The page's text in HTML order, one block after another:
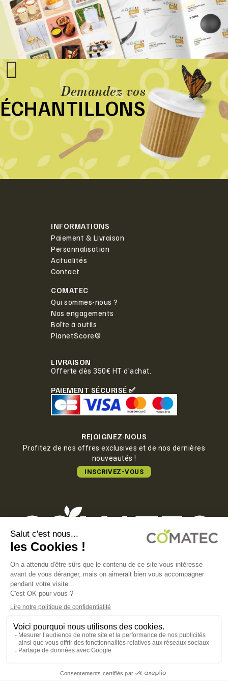
Demandez vos
ÉCHANTILLONS
INFORMATIONS
Paiement & Livraison
Personnalisation
Actualités
Contact
COMATEC
Qui sommes-nous ?
Nos engagements
Boîte à outils
PlanetScore©
LIVRAISON
Offerte dès 350€ HT d'achat.
PAIEMENT SÉCURISÉ ✅
REJOIGNEZ-NOUS
Profitez de nos offres exclusives et de nos dernières
nouveautés !
INSCRIVEZ-VOUS
COMATEC PACKAGING
Boulevard François-Xavier Fafeur
11000 Carcassonne, FRANCE
POLITIQUE DE CONFIDENTIALITÉ
POLITIQUE EN MATIÈRE DE COOKIES
CGV